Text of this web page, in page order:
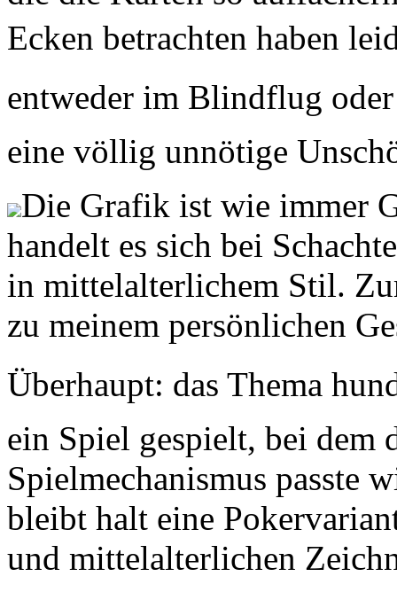
Ecken betrachten haben
entweder im Blindflug oder
eine völlig unnötige
Die Grafik ist wie immer
handelt es sich bei
in mittelalterlichem Stil.
zu meinem persönlichen
Überhaupt: das Thema
ein Spiel gespielt, bei dem
Spielmechanismus passte
bleibt halt eine
und mittelalterlichen